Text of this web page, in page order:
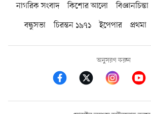
নাগরিক সংবাদ কিশোর আলো বিজ্ঞানচিন্তা
বন্ধুসভা
চিরন্তন ১৯৭১ ইপেপার প্রথমা
অনুসরণ করুন